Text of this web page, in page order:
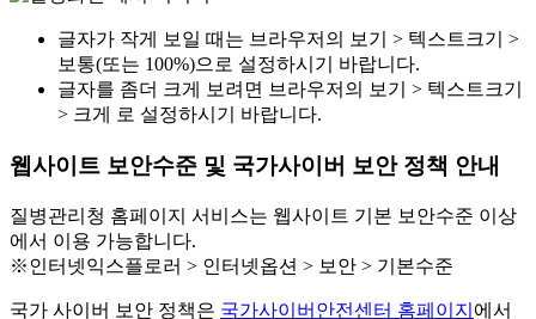
글자가 작게 보일 때는 브라우저의 보기 > 텍스트크기 >
보통(또는 100%)으로 설정하시기 바랍니다.
글자를 좀더 크게 보려면 브라우저의 보기 > 텍스트크기
> 크게 로 설정하시기 바랍니다.
웹사이트 보안수준 및 국가사이버 보안 정책 안내
질병관리청 홈페이지 서비스는 웹사이트 기본 보안수준 이상
에서 이용 가능합니다.
※인터넷익스플로러 > 인터넷옵션 > 보안 > 기본수준
국가 사이버 보안 정책은 국가사이버안전센터 홈페이지 에서